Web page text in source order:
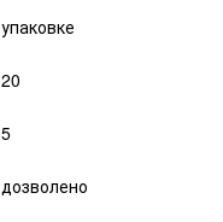
упаковке
20
5
дозволено